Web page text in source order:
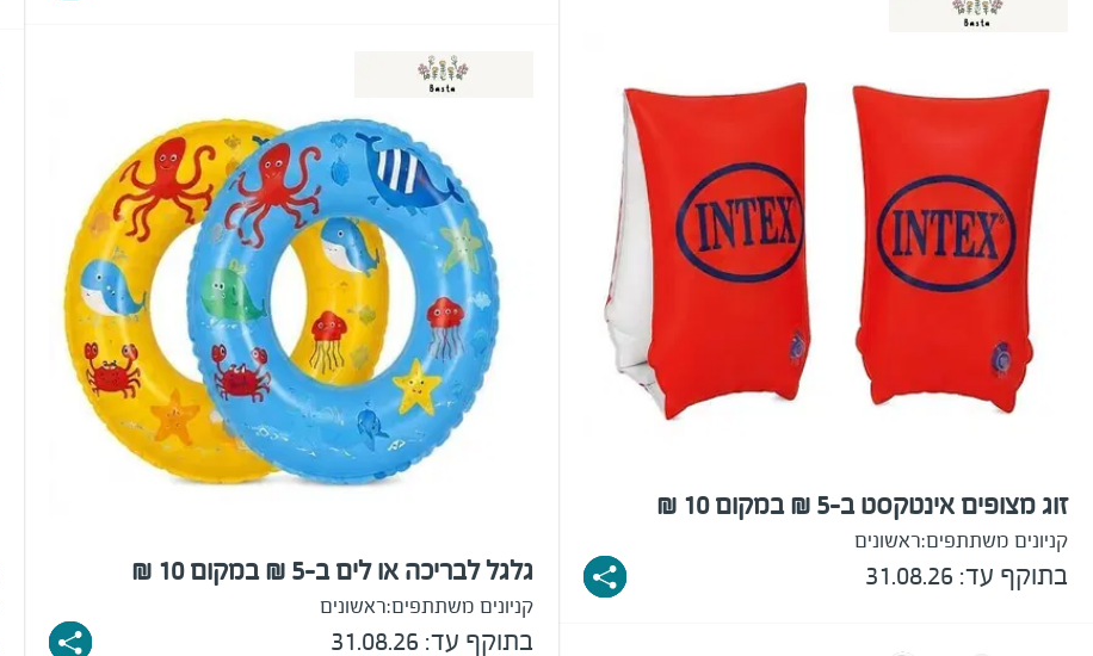
זוג מצופים אינטקסט ב-5 ₪ במקום 10 ₪
קניונים משתתפים:ראשונים
בתוקף עד: 31.08.26 גלגל לבריכה או לים ב-5 ₪ במקום 10 ₪
קניונים משתתפים:ראשונים
בתוקף עד: 31.08.26